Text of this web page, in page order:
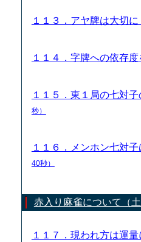
１１３．アヤ牌は大切
１１４．字牌への依存
１１５．東１局の七対
秒）
１１６．メンホン七対
40秒）
赤入り麻雀について（土
１１７．現われ方は運